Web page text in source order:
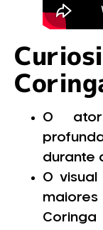
O
durante
O
Coringa